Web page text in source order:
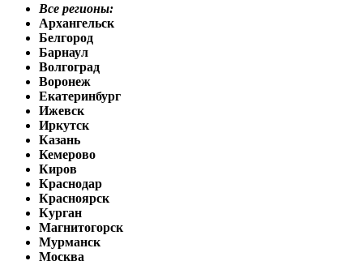
Все регионы:
Архангельск
Белгород
Барнаул
Волгоград
Воронеж
Екатеринбург
Ижевск
Иркутск
Казань
Кемерово
Киров
Краснодар
Красноярск
Курган
Магнитогорск
Мурманск
Москва